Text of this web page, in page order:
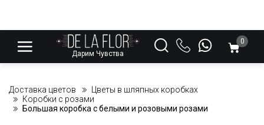
Дарим Чувства
0
Доставка цветов
Цветы в шляпных коробках
Коробки с розами
Большая коробка с белыми и розовыми розами